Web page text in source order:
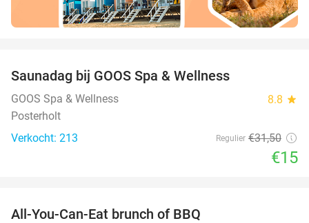
Saunadag bij GOOS Spa & Wellness
GOOS Spa & Wellness 8.8 star
Posterholt
Verkocht: 213
Regulier €31,50
€15
All-You-Can-Eat brunch of BBQ